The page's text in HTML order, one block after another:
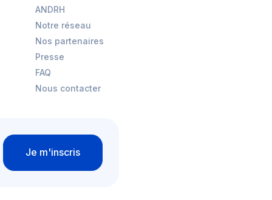
ANDRH
Notre réseau
Nos partenaires
Presse
FAQ
Nous contacter
Je m'inscris